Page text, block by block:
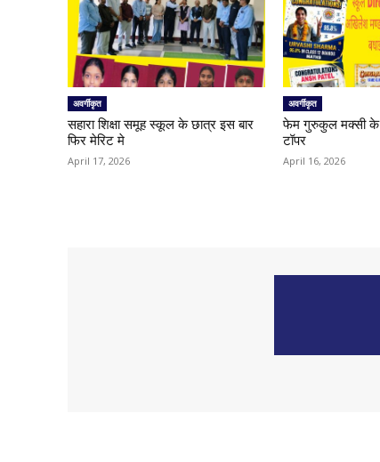
अवर्गीकृत
सहारा शिक्षा समूह स्कूल के छात्र इस बार
फिर मेरिट मे
April 17, 2026
अवर्गीकृत
फेम गुरुकुल मक्सी
टॉपर
April 16, 2026